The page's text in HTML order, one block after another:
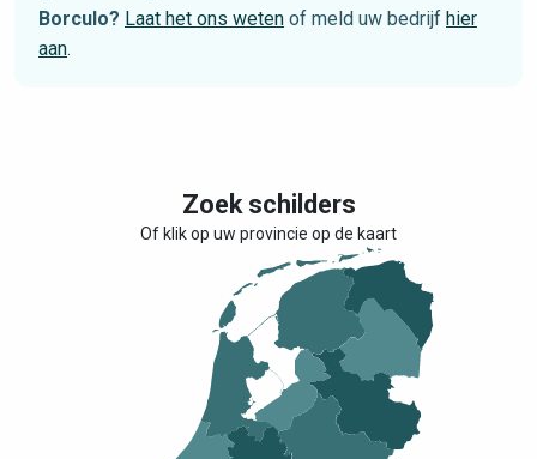
Borculo? Laat het ons weten of meld uw bedrijf hier
aan.
Zoek schilders
Of klik op uw provincie op de kaart